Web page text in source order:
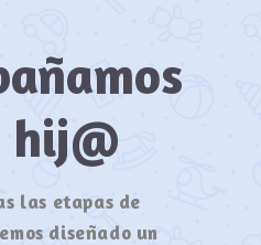
las etapas de
diseñado un